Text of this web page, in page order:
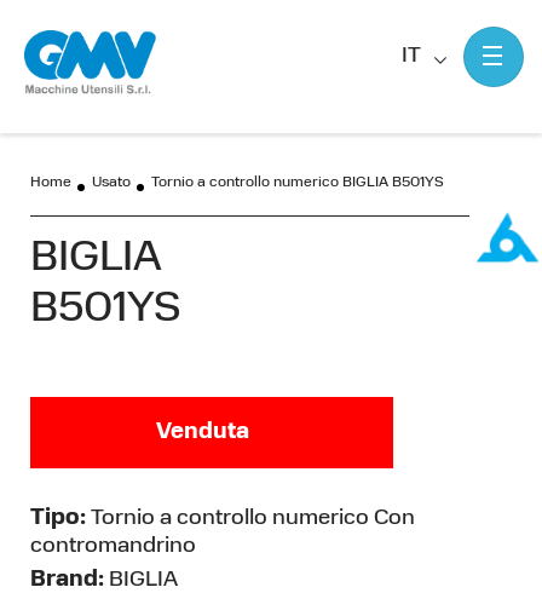
IT
Home Usato Tornio a controllo numerico BIGLIA B501YS
BIGLIA
B501YS
Venduta
Tipo: Tornio a controllo numerico Con
contromandrino
Brand: BIGLIA